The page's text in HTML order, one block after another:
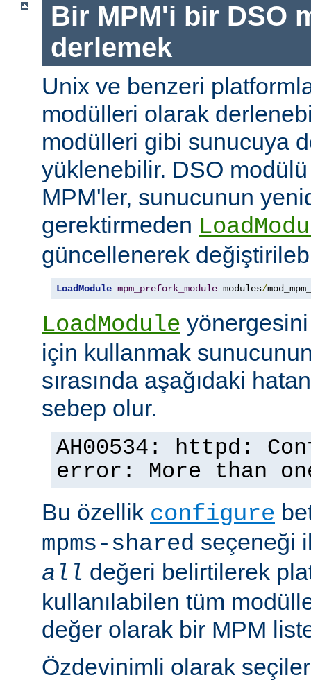
Bir MPM'i bir DSO
derlemek
Unix ve benzeri
modülleri olarak
modülleri gibi sunucuya
yüklenebilir. DSO
MPM'ler, sunucunun
gerektirmeden
güncellenerek
LoadModule mpm_prefork_module modules/
LoadModule
için kullanmak
sırasında aşağıdaki
sebep olur.
AH00534: httpd:
error: More than
Bu özellik configure
mpms-shared seçeneği
all değeri belirtilerek
kullanılabilen tüm
değer olarak bir MPM
Özdevinimli olarak